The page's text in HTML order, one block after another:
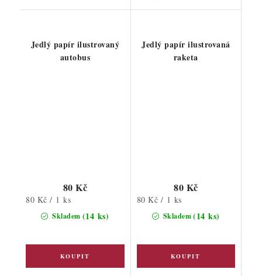
Jedlý papír ilustrovaný
autobus
Skladem (14 ks)
80 Kč
Měrná
cena:
80 Kč / 1 ks
Jedlý papír ilustrovaná
raketa
Skladem(14 ks)
80 Kč
Měrná
cena:
80 Kč / 1 ks